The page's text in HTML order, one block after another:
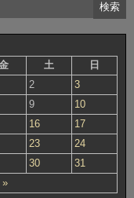
土 日
»
2
3
9
10
16
17
23
24
30 31